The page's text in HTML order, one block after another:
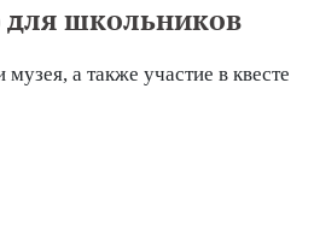
школьников
а также участие в квесте